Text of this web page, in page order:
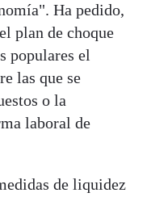
Ha pedido,
plan de choque
populares el
las que se
o la
laboral de
de liquidez